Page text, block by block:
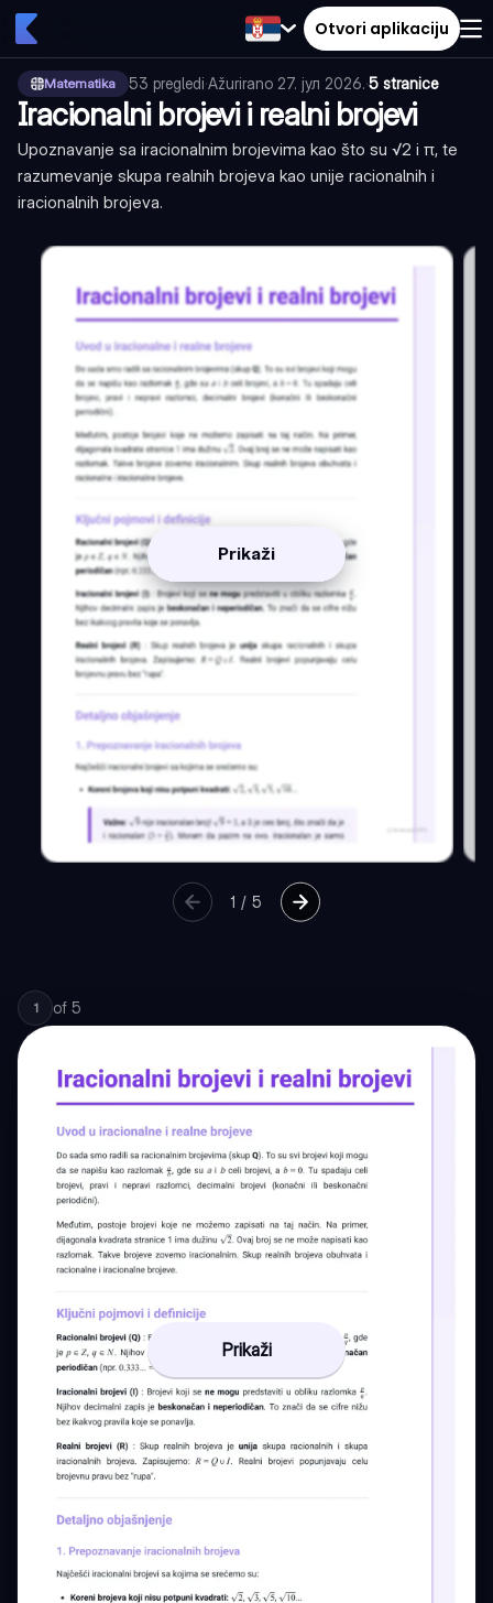
Otvori aplikaciju
Matematika 53 pregledi·Ažurirano 27. јул 2026.·5 stranice
Iracionalni brojevi i realni brojevi
Upoznavanje sa iracionalnim brojevima kao što su √2 i π, te
razumevanje skupa realnih brojeva kao unije racionalnih i
iracionalnih brojeva.
Prikaži
1 /5
1 of 5
Prikaži